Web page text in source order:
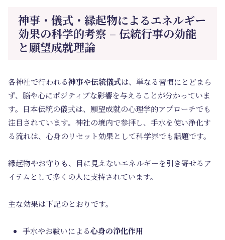
神事・儀式・縁起物によるエネルギー
効果の科学的考察 – 伝統行事の効能
と願望成就理論
各神社で行われる神事や伝統儀式は、単なる習慣にとどまら
ず、脳や心にポジティブな影響を与えることが分かっていま
す。日本伝統の儀式は、願望成就の心理学的アプローチでも
注目されています。神社の境内で参拝し、手水を使い浄化す
る流れは、心身のリセット効果として科学界でも話題です。
縁起物やお守りも、目に見えないエネルギーを引き寄せるア
イテムとして多くの人に支持されています。
主な効果は下記のとおりです。
手水やお祓いによる心身の浄化作用